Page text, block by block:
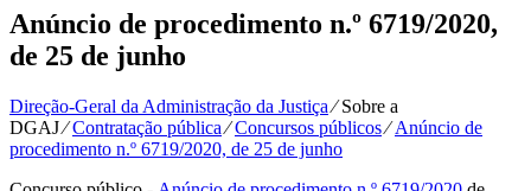
Anúncio de procedimento n.º 6719/2020,
de 25 de junho
Direção-Geral da Administração da Justiça⁄Sobre a
DGAJ⁄Contratação pública⁄Concursos públicos⁄Anúncio de
procedimento n.º 6719/2020, de 25 de junho